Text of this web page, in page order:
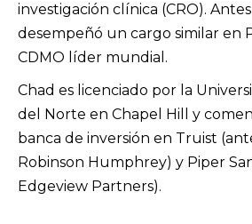
investigación clínica (CRO).
desempeñó un cargo similar en
CDMO líder mundial.
Chad es licenciado por la
del Norte en Chapel Hill y
banca de inversión en Truist
Robinson Humphrey) y Piper
Edgeview Partners).